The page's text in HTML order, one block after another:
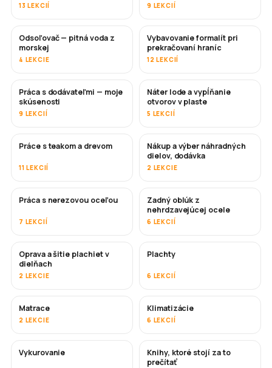
13 LEKCIÍ 9 LEKCIÍ
ČOSKORO
Odsoľovač — pitná voda z
morskej
4 LEKCIE
Vybavovanie formalít pri
prekračovaní hraníc
12 LEKCIÍ
ČOSKORO
Práca s dodávateľmi — moje
skúsenosti
9 LEKCIÍ
ČOSKORO
Náter lode a vypĺňanie
otvorov v plaste
5 LEKCIÍ
Práce s teakom a drevom
11 LEKCIÍ
ČOSKORO
Nákup a výber náhradných
dielov, dodávka
2 LEKCIE
ČOSKORO
Práca s nerezovou oceľou
7 LEKCIÍ
Zadný oblúk z
nehrdzavejúcej ocele
6 LEKCIÍ
ČOSKORO
Oprava a šitie plachiet v
dielňach
2 LEKCIE
Plachty
6 LEKCIÍ
Matrace
2 LEKCIE
ČOSKORO
Klimatizácie
6 LEKCIÍ
ČOSKORO
Vykurovanie ČOSKORO
Knihy, ktoré stojí za to
prečítať